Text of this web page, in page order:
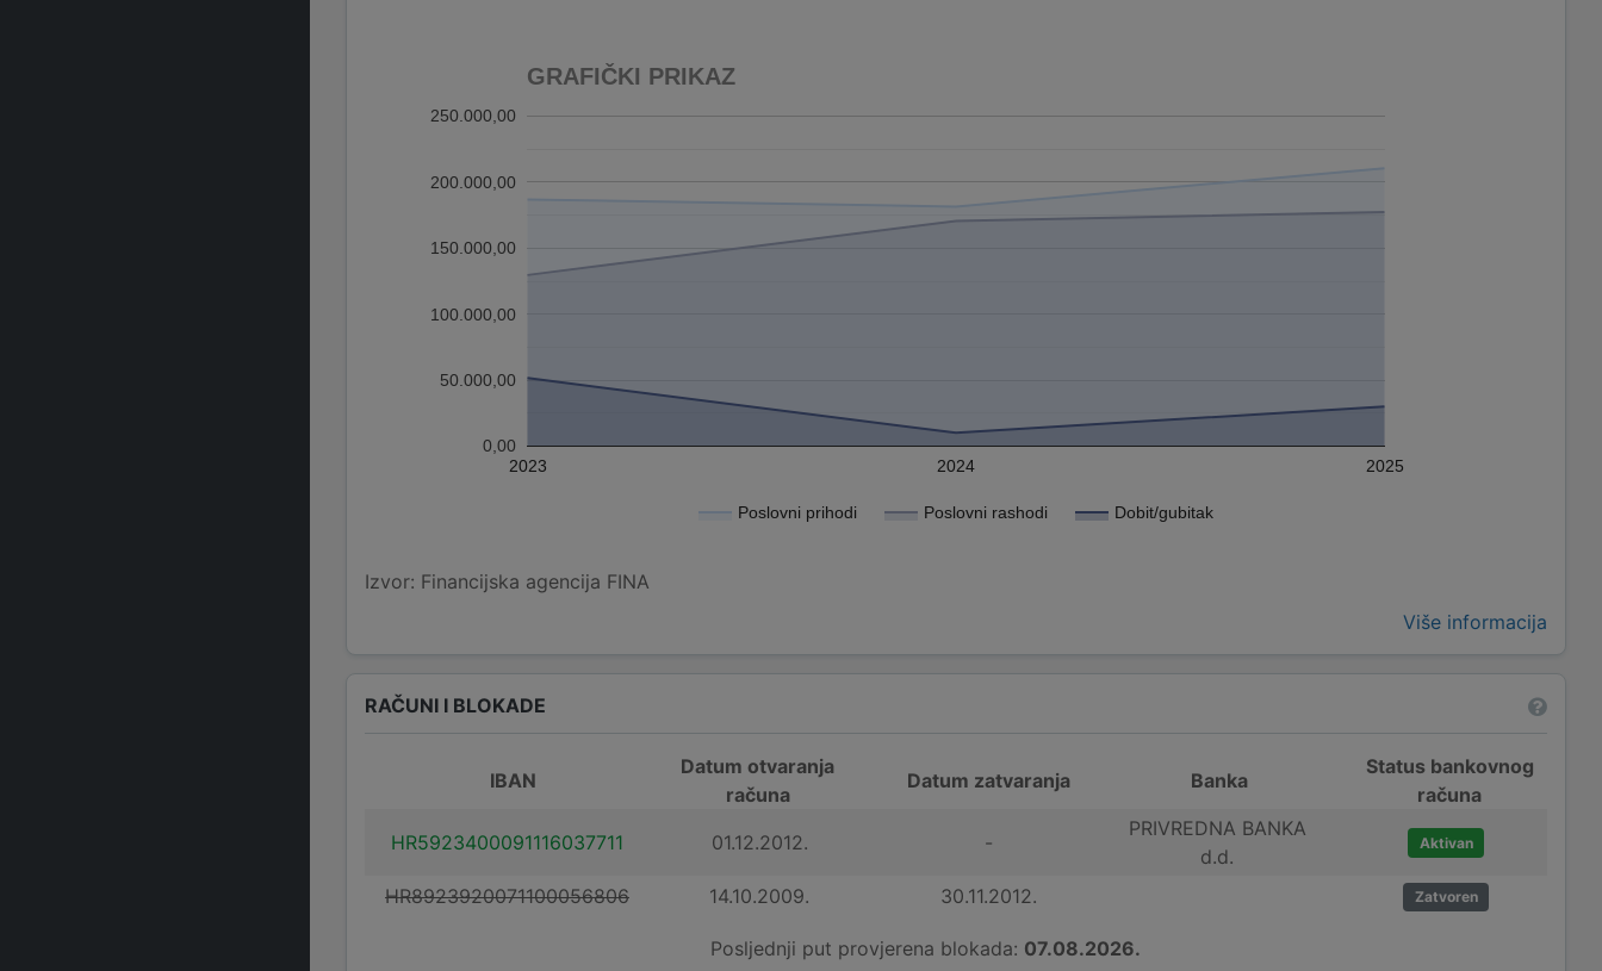
GRAFIČKI PRIKAZ
Poslovni prihodi Poslovni rashodi Dobit/gubitak
2023 2024 2025
0,00
50.000,00
100.000,00
150.000,00
200.000,00
250.000,00
Izvor: Financijska agencija FINA
Više informacija
RAČUNI I BLOKADE
IBAN
Datum otvaranja
računa
Datum zatvaranja Banka
Status bankovnog
računa
HR5923400091116037711
01.12.2012. -
PRIVREDNA BANKA
d.d.
Aktivan
HR8923920071100056806 14.10.2009. 30.11.2012. Zatvoren
Posljednji put provjerena blokada: 07.08.2026.